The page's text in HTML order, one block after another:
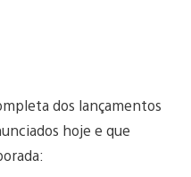
dos lançamentos
hoje e que